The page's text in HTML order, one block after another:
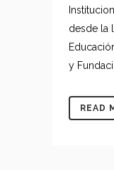
desde la
y
READ